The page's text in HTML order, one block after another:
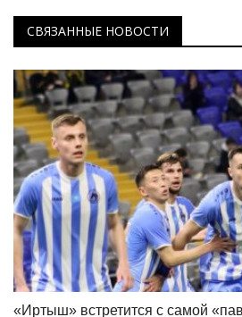
СВЯЗАННЫЕ НОВОСТИ
«Иртыш» встретится с самой